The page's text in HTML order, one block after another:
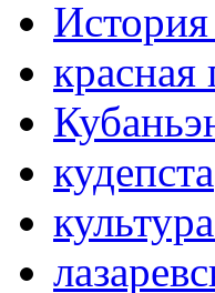
красная
кудепста